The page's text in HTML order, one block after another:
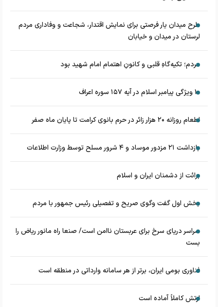
طرح میدان یار فرصتی برای نمایش اقتدار، شجاعت و وفاداری مردم
لرستان در میدان و خیابان
مردم؛ تکیه‌گاهِ قلبی و کانونِ اهتمام امام شهید بود
۱۰ ویژگی پیامبر اسلام در آیه ۱۵۷ سوره اعراف
اطعام روزانه ۲۰ هزار زائر در حرم بانوی کرامت تا پایان ماه صفر
بازداشت ۲۱ مزدور موساد و ۴ شرور مسلح توسط وزارت اطلاعات
برائت از دشمنان ایران و اسلام
بخش اول گفت وگوی صریح و تفصیلی رئیس جمهور با مردم
سراسر دریای سرخ برای عربستان ناامن است/ صنعا راه مانور ریاض را
بست
فناوری بومی ایران، برتر از هر سامانه وارداتی در منطقه است
ارتش کاملاً آماده است